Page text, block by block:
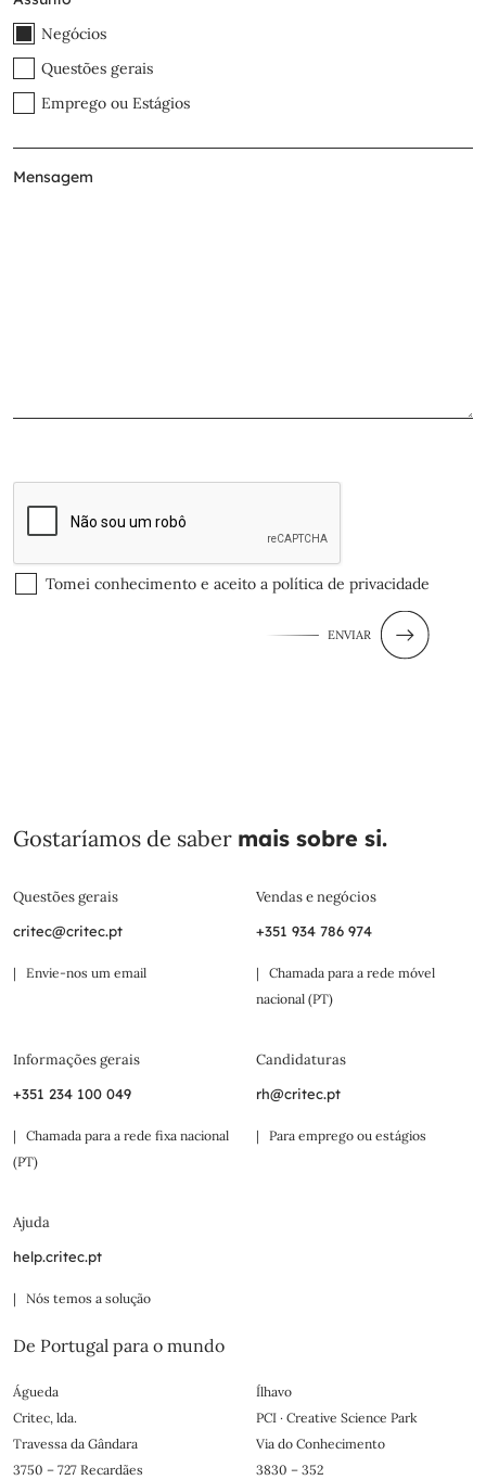
Negócios
Questões gerais
Emprego ou Estágios
Tomei conhecimento e aceito a política de privacidade
ENVIAR
Gostaríamos de saber mais sobre si.
Questões gerais
critec@critec.pt
| Envie-nos um email
Vendas e negócios
+351 934 786 974
| Chamada para a rede móvel
nacional (PT)
Informações gerais
+351 234 100 049
| Chamada para a rede fixa nacional
(PT)
Candidaturas
rh@critec.pt
| Para emprego ou estágios
Ajuda
help.critec.pt
| Nós temos a solução
De Portugal para o mundo
Águeda
Critec, lda.
Travessa da Gândara
3750 – 727 Recardães
Ílhavo
PCI · Creative Science Park
Via do Conhecimento
3830 – 352